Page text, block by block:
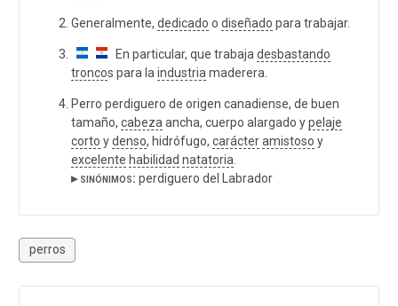
Generalmente, dedicado o diseñado para trabajar.
En particular, que trabaja desbastando
troncos para la industria maderera.
Perro perdiguero de origen canadiense, de buen
tamaño, cabeza ancha, cuerpo alargado ypelaje
corto ydenso, hidrófugo, carácteramistoso y
excelente habilidad natatoria
▸ sinónimos: perdiguero del Labrador
perros